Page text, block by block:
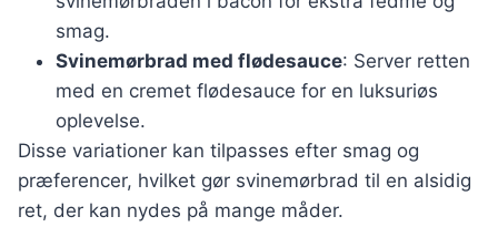
smag.
Svinemørbrad med flødesauce: Server retten
med en cremet flødesauce for en luksuriøs
oplevelse.
Disse variationer kan tilpasses efter smag og
præferencer, hvilket gør svinemørbrad til en alsidig
ret, der kan nydes på mange måder.